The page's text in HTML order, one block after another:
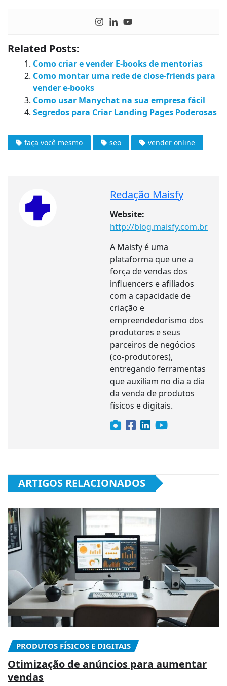
Related Posts:
Como criar e vender E-books de mentorias
Como montar uma rede de close-friends para
vender e-books
Como usar Manychat na sua empresa fácil
Segredos para Criar Landing Pages Poderosas
faça você mesmo seo vender online
Redação Maisfy
Website:
http://blog.maisfy.com.br
A Maisfy é uma
plataforma que une a
força de vendas dos
influencers e afiliados
com a capacidade de
criação e
empreendedorismo dos
produtores e seus
parceiros de negócios
(co-produtores),
entregando ferramentas
que auxiliam no dia a dia
da venda de produtos
físicos e digitais.
ARTIGOS RELACIONADOS
PRODUTOS FÍSICOS E DIGITAIS
Otimização de anúncios para aumentar
vendas